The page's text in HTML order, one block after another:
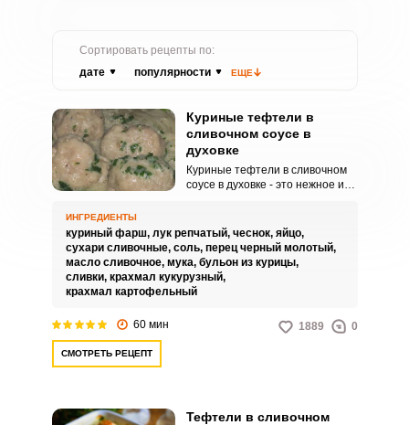
Сортировать рецепты по:
дате
популярности ЕЩЕ
Куриные тефтели в
сливочном соусе в
духовке
Куриные тефтели в сливочном
соусе в духовке - это нежное и
для ужина в будние дни или для
праздничного стола. Оно легко
приготавливается, не требует
большого количества
ингредиентов и может быть
ИНГРЕДИЕНТЫ
куриный фарш, лук репчатый, чеснок, яйцо,
сухари сливочные, соль, перец черный молотый,
масло сливочное, мука, бульон из курицы,
сливки, крахмал кукурузный,
крахмал картофельный
60 мин 1889 0
СМОТРЕТЬ РЕЦЕПТ
Тефтели в сливочном